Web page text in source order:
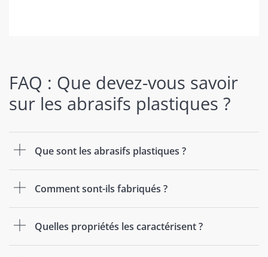
FAQ : Que devez-vous savoir
sur les abrasifs plastiques ?
Que sont les abrasifs plastiques ?
Comment sont-ils fabriqués ?
Quelles propriétés les caractérisent ?